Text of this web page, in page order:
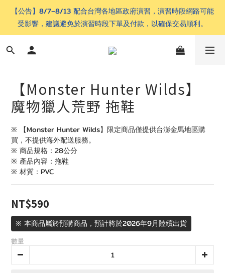
【公告】8/7–8/13 配合台灣各地區政府演習，演習時段網路可能
受影響，建議避免於演習時段下單及付款，以確保交易順利。
【Monster Hunter Wilds】
魔物獵人荒野 拖鞋
※ 【Monster Hunter Wilds】限定商品僅提供台澎金馬地區購
買，不提供海外配送服務。
※ 商品規格：28公分
※ 產品內容：拖鞋
※ 材質：PVC
NT$590
※ 本商品屬於預購商品，預計將於2026年9月陸續出貨
數量